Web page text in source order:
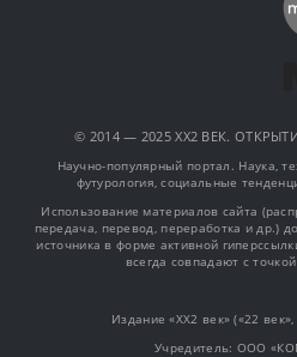
© 2014 — 2025 XX2 ВЕК.
Научно-популярный портал. Наука,
футурология, социальные
Использование материалов сайта
передача, перевод, переработка и др.)
источника в форме активной
всегда совпадают с
Издание «XX2 век» («22
Учредитель: OOO